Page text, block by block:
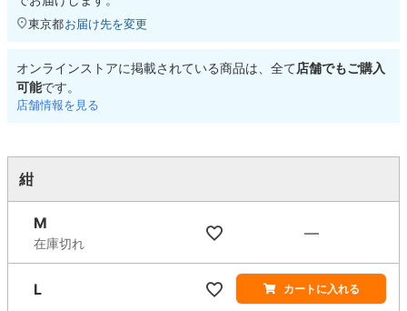
東京都お届け先を変更
オンラインストアに掲載されている商品は、全て店舗でもご購入
可能です。
店舗情報を見る
紺
M
在庫切れ
—
L カートに入れる